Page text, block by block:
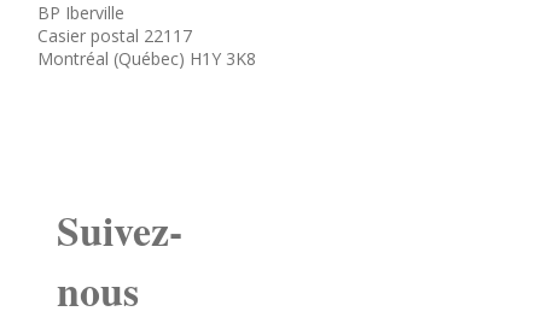
BP Iberville
Casier postal 22117
Montréal (Québec) H1Y 3K8
Suivez-
nous